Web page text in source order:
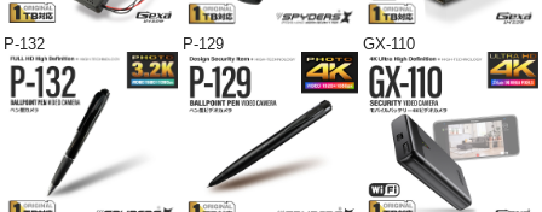
P-132 P-129 GX-110